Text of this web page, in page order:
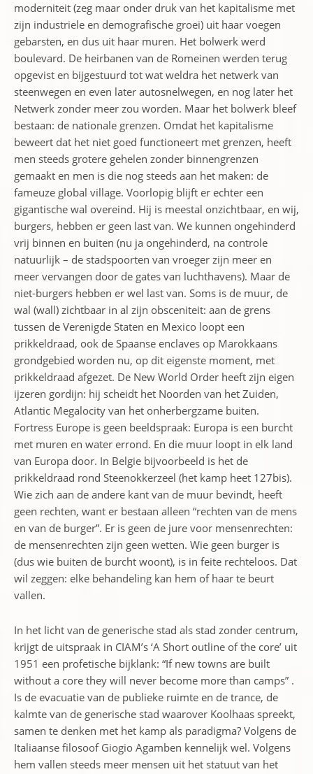
moderniteit (zeg maar onder druk van het kapitalisme met
zijn industriele en demografische groei) uit haar voegen
gebarsten, en dus uit haar muren. Het bolwerk werd
boulevard. De heirbanen van de Romeinen werden terug
opgevist en bijgestuurd tot wat weldra het netwerk van
steenwegen en even later autosnelwegen, en nog later het
Netwerk zonder meer zou worden. Maar het bolwerk bleef
bestaan: de nationale grenzen. Omdat het kapitalisme
beweert dat het niet goed functioneert met grenzen, heeft
men steeds grotere gehelen zonder binnengrenzen
gemaakt en men is die nog steeds aan het maken: de
fameuze global village. Voorlopig blijft er echter een
gigantische wal overeind. Hij is meestal onzichtbaar, en wij,
burgers, hebben er geen last van. We kunnen ongehinderd
vrij binnen en buiten (nu ja ongehinderd, na controle
natuurlijk – de stadspoorten van vroeger zijn meer en
meer vervangen door de gates van luchthavens). Maar de
niet-burgers hebben er wel last van. Soms is de muur, de
wal (wall) zichtbaar in al zijn obsceniteit: aan de grens
tussen de Verenigde Staten en Mexico loopt een
prikkeldraad, ook de Spaanse enclaves op Marokkaans
grondgebied worden nu, op dit eigenste moment, met
prikkeldraad afgezet. De New World Order heeft zijn eigen
ijzeren gordijn: hij scheidt het Noorden van het Zuiden,
Atlantic Megalocity van het onherbergzame buiten.
Fortress Europe is geen beeldspraak: Europa is een burcht
met muren en water errond. En die muur loopt in elk land
van Europa door. In Belgie bijvoorbeeld is het de
prikkeldraad rond Steenokkerzeel (het kamp heet 127bis).
Wie zich aan de andere kant van de muur bevindt, heeft
geen rechten, want er bestaan alleen “rechten van de mens
en van de burger”. Er is geen de jure voor mensenrechten:
de mensenrechten zijn geen wetten. Wie geen burger is
(dus wie buiten de burcht woont), is in feite rechteloos. Dat
wil zeggen: elke behandeling kan hem of haar te beurt
vallen.
In het licht van de generische stad als stad zonder centrum,
krijgt de uitspraak in CIAM’s ‘A Short outline of the core’ uit
1951 een profetische bijklank: “If new towns are built
without a core they will never become more than camps” .
Is de evacuatie van de publieke ruimte en de trance, de
kalmte van de generische stad waarover Koolhaas spreekt,
samen te denken met het kamp als paradigma? Volgens de
Italiaanse filosoof Giogio Agamben kennelijk wel. Volgens
hem vallen steeds meer mensen uit het statuut van het